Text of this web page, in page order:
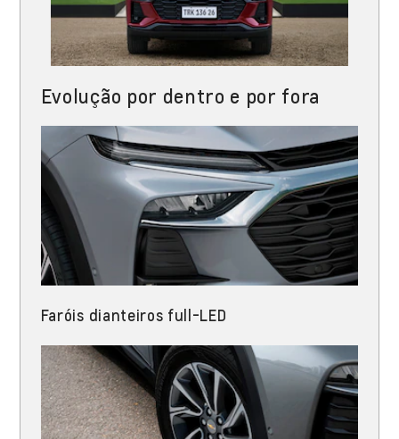
Evolução por dentro e por fora
Faróis dianteiros full-LED​